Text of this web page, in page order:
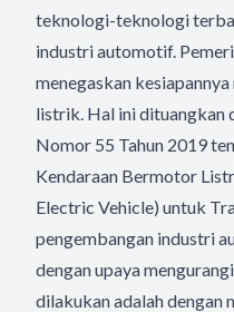
teknologi-teknologi
industri automotif.
menegaskan
listrik. Hal ini dituangkan
Nomor 55 Tahun 2019
Kendaraan Bermotor
Electric Vehicle) untuk
pengembangan industri
dengan upaya
dilakukan adalah dengan